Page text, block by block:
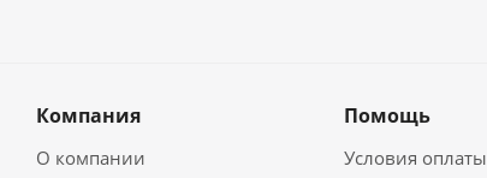
Компания
О компании
Помощь
Условия оплаты